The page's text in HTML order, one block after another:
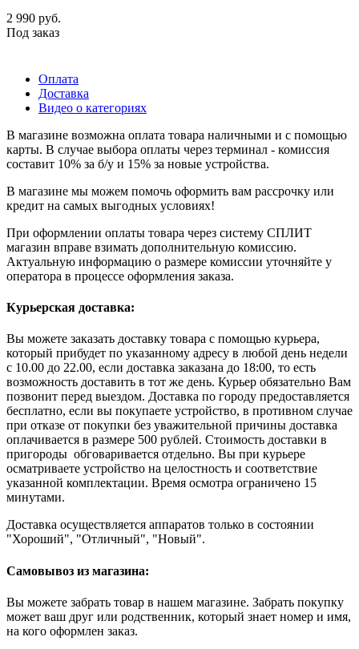
2 990 руб.
Под заказ
Оплата
Доставка
Видео о категориях
В магазине возможна оплата товара наличными и с помощью
карты. В случае выбора оплаты через терминал - комиссия
составит 10% за б/у и 15% за новые устройства.
В магазине мы можем помочь оформить вам рассрочку или
кредит на самых выгодных условиях!
При оформлении оплаты товара через систему СПЛИТ
магазин вправе взимать дополнительную комиссию.
Актуальную информацию о размере комиссии уточняйте у
оператора в процессе оформления заказа.
Курьерская доставка:
Вы можете заказать доставку товара с помощью курьера,
который прибудет по указанному адресу в любой день недели
с 10.00 до 22.00, если доставка заказана до 18:00, то есть
возможность доставить в тот же день. Курьер обязательно Вам
позвонит перед выездом. Доставка по городу предоставляется
бесплатно, если вы покупаете устройство, в противном случае
при отказе от покупки без уважительной причины доставка
оплачивается в размере 500 рублей. Стоимость доставки в
пригороды обговаривается отдельно. Вы при курьере
осматриваете устройство на целостность и соответствие
указанной комплектации. Время осмотра ограничено 15
минутами.
Доставка осуществляется аппаратов только в состоянии
"Хороший", "Отличный", "Новый".
Самовывоз из магазина:
Вы можете забрать товар в нашем магазине. Забрать покупку
может ваш друг или родственник, который знает номер и имя,
на кого оформлен заказ.